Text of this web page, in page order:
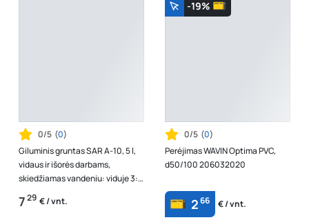
0/5 (0)
Giluminis gruntas SAR A-10, 5 l,
vidaus ir išorės darbams,
skiedžiamas vandeniu: viduje 3:1,
išorėje 1:1
729 € / vnt.
-19%
0/5 (0)
Perėjimas WAVIN Optima PVC,
d50/100 206032020
266 € / vnt.